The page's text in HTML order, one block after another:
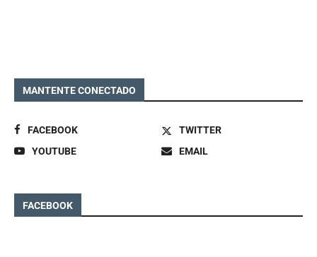
MANTENTE CONECTADO
FACEBOOK
TWITTER
YOUTUBE
EMAIL
FACEBOOK